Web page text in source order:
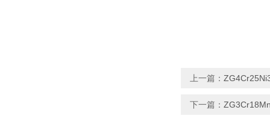
上一篇：
下一篇：